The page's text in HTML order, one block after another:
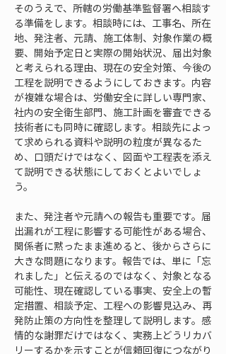
そのうえで、所轄の労働基準監督署へ相談す
る準備をします。相談時には、工事名、所在
地、発注者、元請、施工体制、対象作業の概
要、開始予定日と実際の開始状況、届出対象
と考えられる理由、現在の安全対策、今後の
工程を説明できるようにしておきます。内容
が複雑な場合は、労働安全に詳しい専門家、
社内の安全衛生部門、施工計画を審査できる
技術者にも同時に確認します。相談先によっ
て求められる資料や説明の粒度が異なるた
め、口頭だけではなく、図面や工程表を添え
て説明できる状態にしておくとよいでしょ
う。
また、発注者や元請への報告も重要です。届
出漏れが工程に影響する可能性がある場合、
関係者に黙ったまま進めると、後からさらに
大きな問題になります。報告では、単に「忘
れました」と伝えるのではなく、対象となる
可能性、現在確認している事実、安全上の暫
定措置、相談予定、工程への影響見込み、再
発防止策の方向性を整理して説明します。感
情的な謝罪だけではなく、実務上どうリカバ
リーするかを示すことが信頼回復につながり